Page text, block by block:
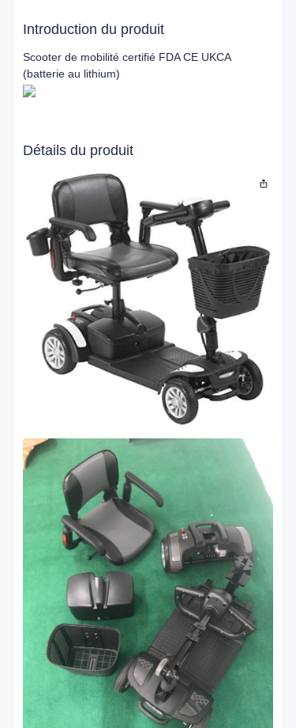
Introduction du produit
Scooter de mobilité certifié FDA CE UKCA
(batterie au lithium)
Détails du produit